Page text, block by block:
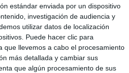
estándar enviada por un dispositivo
investigación de audiencia y
utilizar datos de localización
Puede hacer clic para
que llevemos a cabo el procesamiento
más detallada y cambiar sus
que algún procesamiento de sus
,
,
,